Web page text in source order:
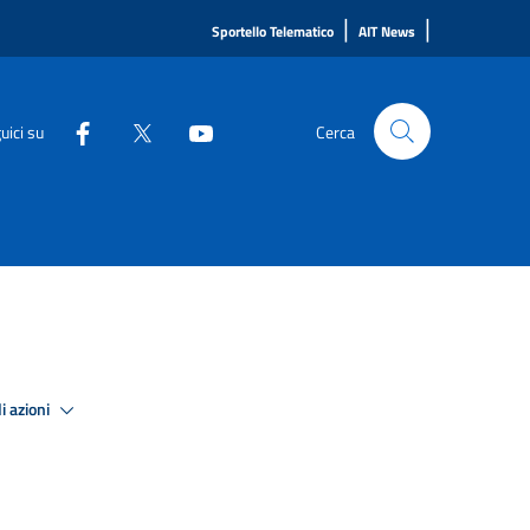
Sportello Telematico | AIT News |
su Cerca
azioni